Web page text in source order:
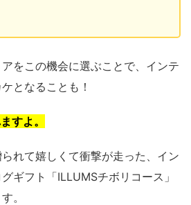
をこの機会に選ぶことで、インテ
となることも！
すよ。
れて嬉しくて衝撃が走った、イン
ギフト「ILLUMSチボリコース」
。